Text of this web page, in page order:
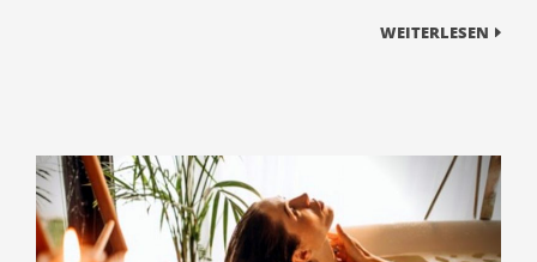
WEITERLESEN